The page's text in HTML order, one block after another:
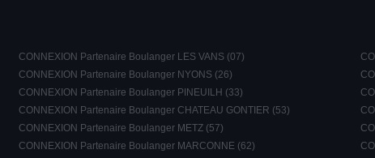
CONNEXION Partenaire Boulanger LES VANS (07)
CONNEXION Partenaire Boulanger NYONS (26)
CONNEXION Partenaire Boulanger PINEUILH (33)
CONNEXION Partenaire Boulanger CHATEAU GONTIER (53)
CONNEXION Partenaire Boulanger METZ (57)
CONNEXION Partenaire Boulanger MARCONNE (62)